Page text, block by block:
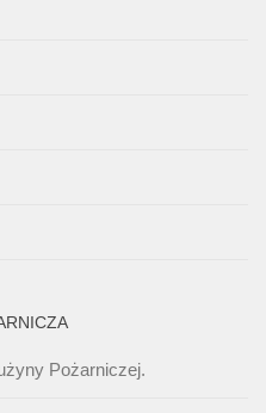
Pożarniczej.